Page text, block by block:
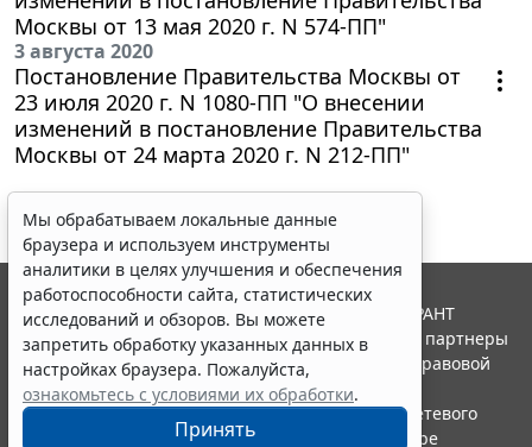
Москвы от 13 мая 2020 г. N 574-ПП"
3 августа 2020
Постановление Правительства Москвы от
23 июля 2020 г. N 1080-ПП "О внесении
изменений в постановление Правительства
Москвы от 24 марта 2020 г. N 212-ПП"
Мы обрабатываем локальные данные
браузера и используем инструменты
аналитики в целях улучшения и обеспечения
работоспособности сайта, статистических
исследований и обзоров. Вы можете
запретить обработку указанных данных в
настройках браузера. Пожалуйста,
ознакомьтесь с условиями их обработки.
Принять
© ООО "НПП "ГАРАНТ-СЕРВИС", 2026. Система ГАРАНТ
выпускается с 1990 года. Компания "Гарант" и ее партнеры
являются участниками Российской ассоциации правовой
информации ГАРАНТ.
Портал ГАРАНТ.РУ зарегистрирован в качестве сетевого
издания Федеральной службой по надзору в сфере